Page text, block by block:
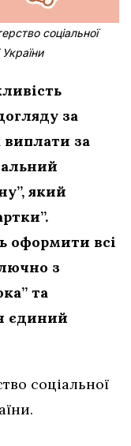
соціальної
України
за
за
який
оформити всі
з
та
єдиний
соціальної